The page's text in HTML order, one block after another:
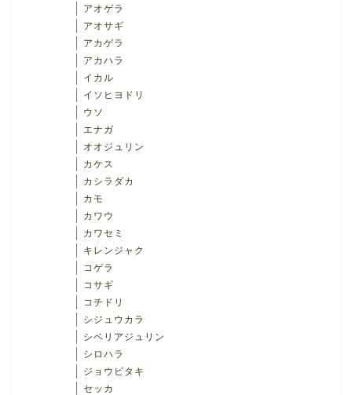
アオゲラ
アオサギ
アカゲラ
アカハラ
イカル
イソヒヨドリ
ウソ
エナガ
オオジュリン
カケス
カシラダカ
カモ
カワウ
カワセミ
キレンジャク
コゲラ
コサギ
コチドリ
シジュウカラ
シベリアジュリン
シロハラ
ジョウビタキ
セッカ